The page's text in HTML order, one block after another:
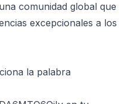
comunidad global que
excepcionales a los
la palabra